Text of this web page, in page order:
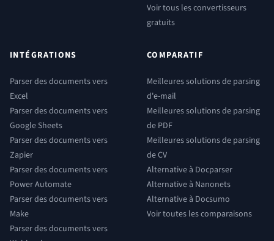
Voir tous les convertisseurs
gratuits
INTÉGRATIONS
Parser des documents vers
Excel
Parser des documents vers
Google Sheets
Parser des documents vers
Zapier
Parser des documents vers
Power Automate
Parser des documents vers
Make
Parser des documents vers
COMPARATIF
Meilleures solutions de parsing
d'e-mail
Meilleures solutions de parsing
de PDF
Meilleures solutions de parsing
de CV
Alternative à Docparser
Alternative à Nanonets
Alternative à Docsumo
Voir toutes les comparaisons